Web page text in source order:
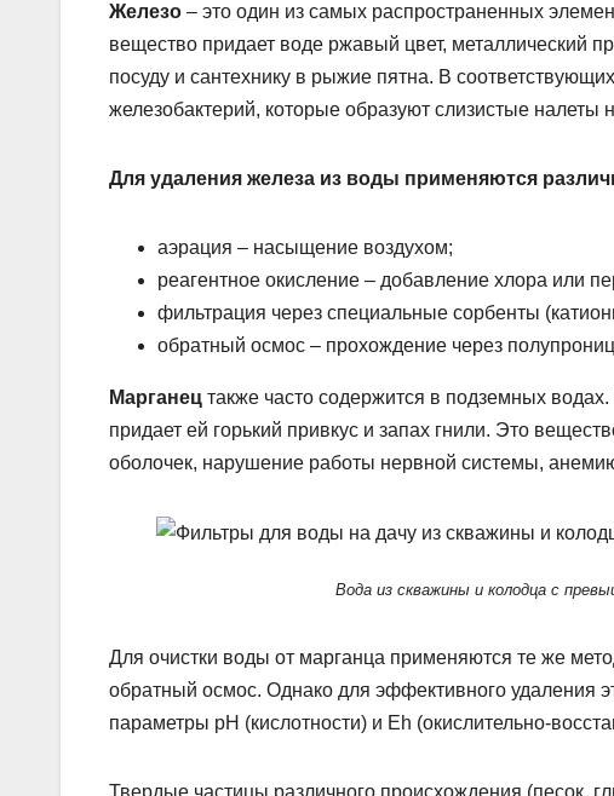
Железо – это один из самых распространенных
вещество придает воде ржавый цвет, металлический
посуду и сантехнику в рыжие пятна. В
железобактерий, которые образуют слизистые налеты
Для удаления железа из воды применяются
аэрация – насыщение воздухом;
реагентное окисление – добавление хлора или
фильтрация через специальные сорбенты
обратный осмос – прохождение через
Марганец также часто содержится в подземных
придает ей горький привкус и запах гнили. Это
оболочек, нарушение работы нервной системы,
Вода из скважины и колодца с
Для очистки воды от марганца применяются те же
обратный осмос. Однако для эффективного удаления
параметры рН (кислотности) и Eh (окислительно-